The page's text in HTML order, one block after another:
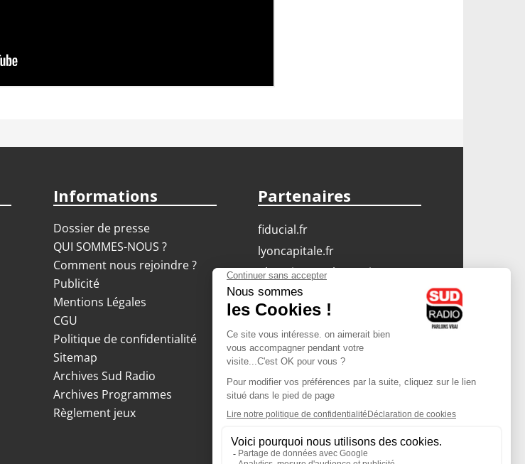
Informations
Dossier de presse
QUI SOMMES-NOUS ?
Comment nous rejoindre ?
Publicité
Mentions Légales
CGU
Politique de confidentialité
Sitemap
Archives Sud Radio
Archives Programmes
Règlement jeux
Partenaires
fiducial.fr
lyoncapitale.fr
olympique-et-lyonnais.com
L'application Iphone
/ Android
Téléchargez l'application
Les cookies